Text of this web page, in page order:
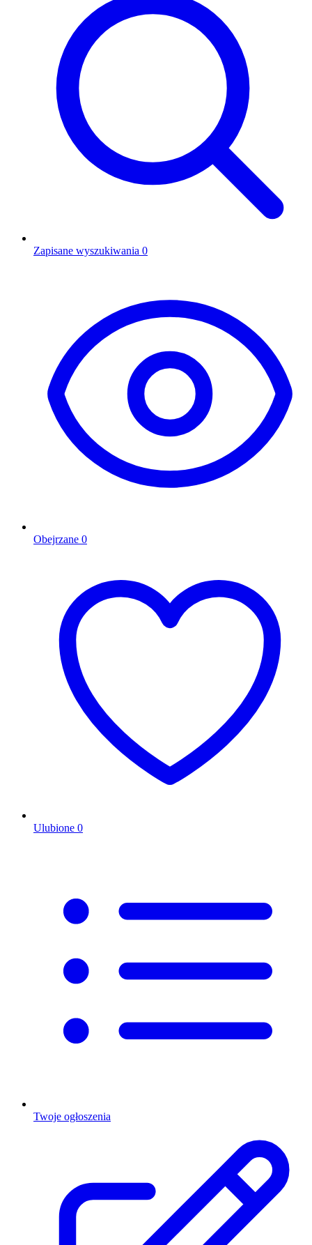
Zapisane wyszukiwania 0
Obejrzane 0
Ulubione 0
Twoje ogłoszenia